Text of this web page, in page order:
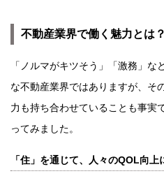
不動産業界で働く魅力とは？
「ノルマがキツそう」「激務」
な不動産業界ではありますが、そ
力も持ち合わせていることも事実
ってみました。
「住」を通じて、人々のQOL向上